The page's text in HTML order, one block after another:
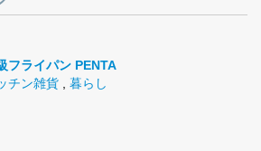
フライパン PENTA
チン雑貨
暮らし